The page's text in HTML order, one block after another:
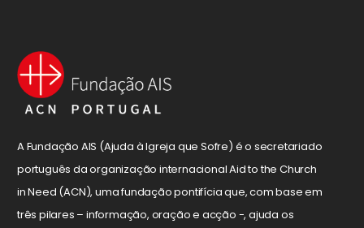
A Fundação AIS (Ajuda à Igreja que Sofre) é o secretariado
português da organização internacional Aid to the Church
in Need (ACN), uma fundação pontifícia que, com base em
três pilares – informação, oração e acção -, ajuda os